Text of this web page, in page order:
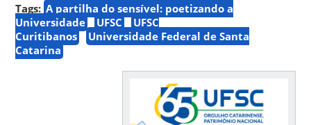
Tags: A partilha do sensível: poetizando a
Universidade
UFSC
UFSC
Curitibanos
Universidade Federal de Santa
Catarina